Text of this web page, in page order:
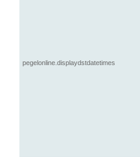
pegelonline.displaydstdatetimes